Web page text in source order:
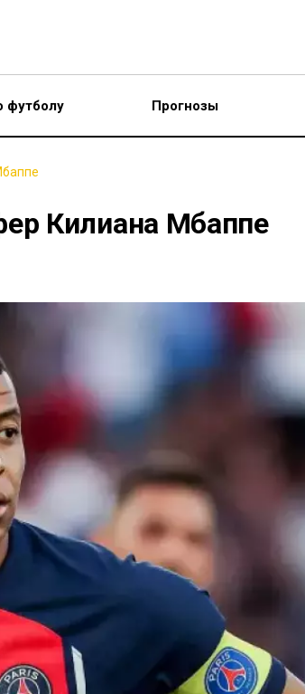
футболу Прогнозы
Килиана Мбаппе